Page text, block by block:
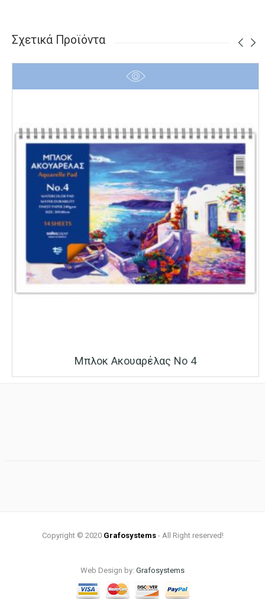
Σχετικά Προϊόντα
Μπλοκ Ακουαρέλας Νο 4
Copyright © 2020 Grafosystems- All Right reserved!
Web Design by: Grafosystems